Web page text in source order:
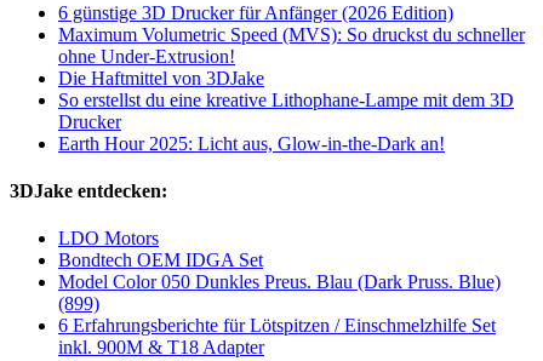
6 günstige 3D Drucker für Anfänger (2026 Edition)
Maximum Volumetric Speed (MVS): So druckst du schneller
ohne Under-Extrusion!
Die Haftmittel von 3DJake
So erstellst du eine kreative Lithophane-Lampe mit dem 3D
Drucker
Earth Hour 2025: Licht aus, Glow-in-the-Dark an!
3DJake entdecken:
LDO Motors
Bondtech OEM IDGA Set
Model Color 050 Dunkles Preus. Blau (Dark Pruss. Blue)
(899)
6 Erfahrungsberichte für Lötspitzen / Einschmelzhilfe Set
inkl. 900M & T18 Adapter